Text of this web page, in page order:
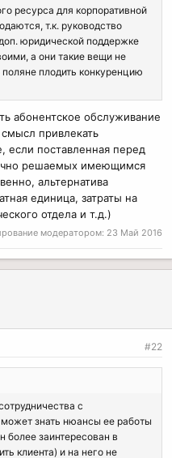
ресурса для корпоративной
т.к. руководство
юридической поддержке
а они такие вещи не
плодить конкуренцию
абонентское обслуживание
привлекать
если поставленная перед
решаемых имеющимся
альтернатива
единица, затраты на
отдела и т.д.)
модератором: 23 Май 2016
#22
с
знать нюансы ее работы
более заинтересован в
клиента) и на него не